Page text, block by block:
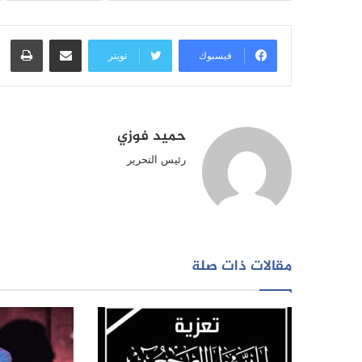
فيسبوك تويتر
مشاركة عبر البريد
حميد فوزي
رئيس التحرير
مقالات ذات صلة